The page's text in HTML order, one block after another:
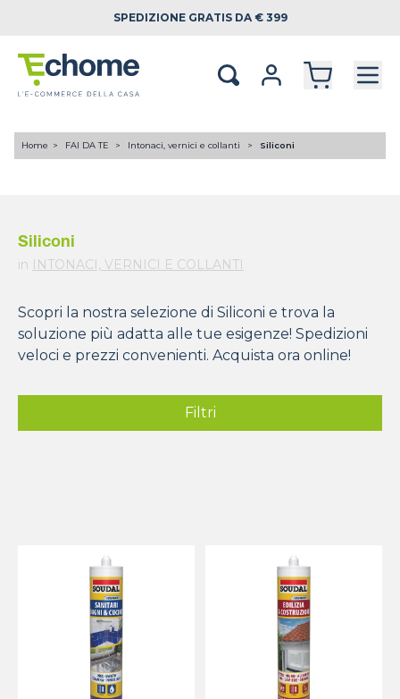
SPEDIZIONE GRATIS DA € 399
Home FAI DA TE Intonaci, vernici e collanti Siliconi
Siliconi
in INTONACI, VERNICI E COLLANTI
Scopri la nostra selezione di Siliconi e trova la
soluzione più adatta alle tue esigenze! Spedizioni
veloci e prezzi convenienti. Acquista ora online!
Filtri